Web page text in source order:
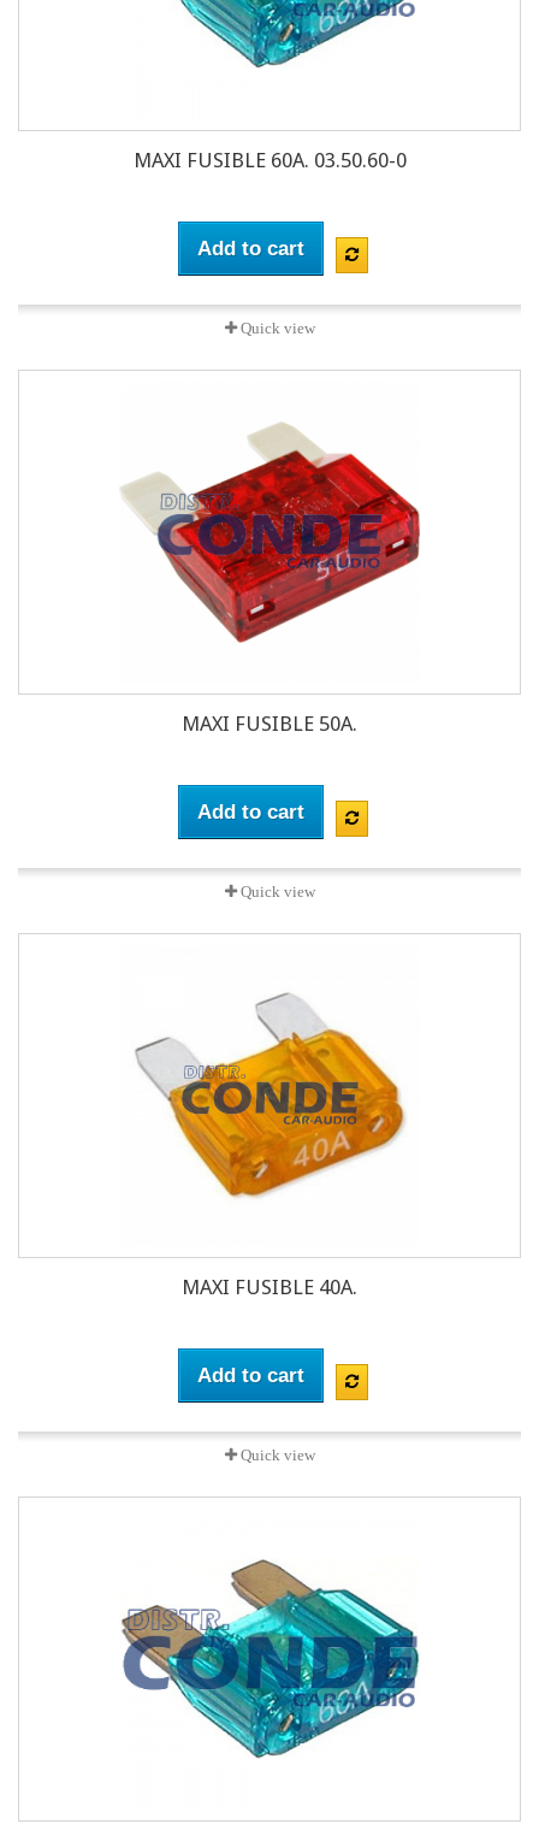
MAXI FUSIBLE 60A. 03.50.60-0
Add to cart
Quick view
MAXI FUSIBLE 50A.
Add to cart
Quick view
MAXI FUSIBLE 40A.
Add to cart
Quick view